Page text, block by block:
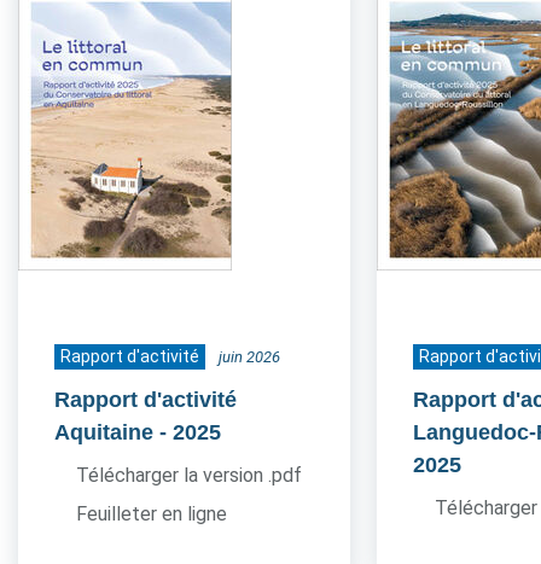
Rapport d'activité juin 2026
Rapport d'activité
Aquitaine - 2025
Télécharger la version .pdf
Feuilleter en ligne
Rapport
Rapport
2025